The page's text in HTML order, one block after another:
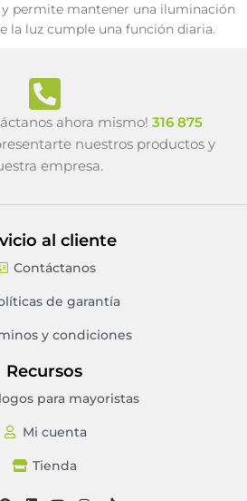
permite mantener una iluminación
la luz cumple una función diaria.
ahora mismo! 316 875
nuestros productos y
empresa.
al cliente
Contáctanos
de garantía
y condiciones
Recursos
para mayoristas
Mi cuenta
Tienda